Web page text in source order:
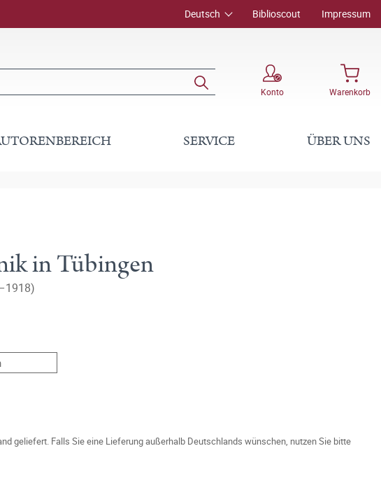
Deutsch Biblioscout Impressum
Konto Warenkorb
SERVICE ÜBER UNS
in Tübingen
geliefert. Falls Sie eine Lieferung außerhalb Deutschlands wünschen, nutzen Sie bitte